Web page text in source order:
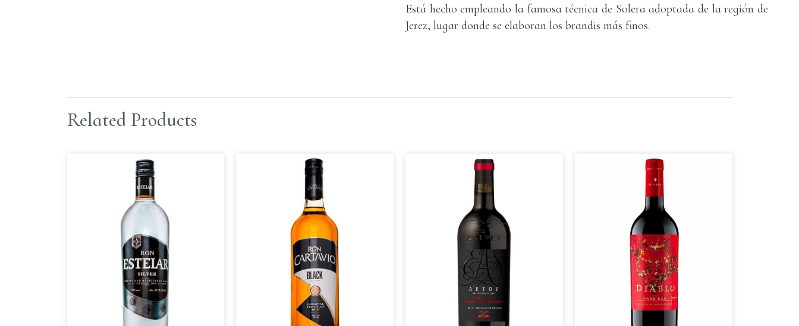
Está hecho empleando la famosa técnica de Solera adoptada de la región de
Jerez, lugar donde se elaboran los brandis más finos.
Related Products